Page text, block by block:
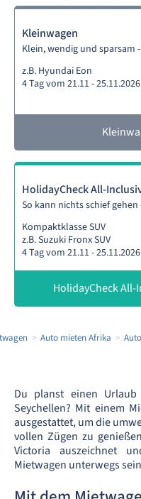
Kleinwagen
Klein, wendig und sparsam
z.B. Hyundai Eon
4 Tag vom 21.11 - 25.11.2026
HolidayCheck All-
So kann nichts schief
Kompaktklasse SUV
z.B. Suzuki Fronx SUV
4 Tag vom 21.11 - 25.11.2026
HolidayCheck
Auto mieten Afrika
Du planst einen
Seychellen? Mit einem
ausgestattet, um die
vollen Zügen zu
Victoria auszeichnet
Mietwagen unterwegs